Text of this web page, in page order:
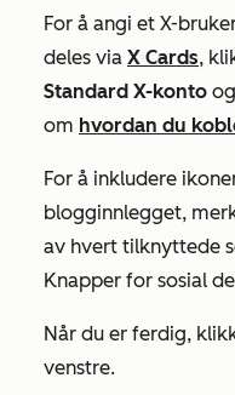
For å angi et X-
deles via X Cards,
Standard X-konto
om hvordan du
For å inkludere
blogginnlegget,
av hvert tilknyttede
Knapper for sosial
Når du er ferdig,
venstre.